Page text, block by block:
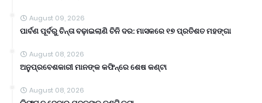
August 09, 2026
ପାର୍ବଣ ପୂର୍ବରୁ ଚିନ୍ତା ବଢ଼ାଇଲାଣି ଚିନି ଦର: ମାସକରେ ୧୭ ପ୍ରତିଶତ ମହଙ୍ଗା
August 08, 2026
ଅନୁପ୍ରବେଶକାରୀ ମାନଙ୍କ କଫିନ୍‌ରେ ଶେଷ କଣ୍ଟା
August 08, 2026